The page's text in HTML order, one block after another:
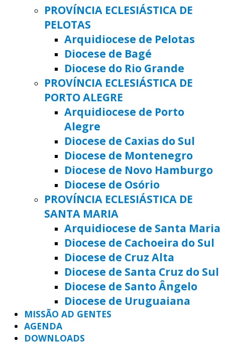
PROVÍNCIA ECLESIÁSTICA DE
PELOTAS
Arquidiocese de Pelotas
Diocese de Bagé
Diocese do Rio Grande
PROVÍNCIA ECLESIÁSTICA DE
PORTO ALEGRE
Arquidiocese de Porto
Alegre
Diocese de Caxias do Sul
Diocese de Montenegro
Diocese de Novo Hamburgo
Diocese de Osório
PROVÍNCIA ECLESIÁSTICA DE
SANTA MARIA
Arquidiocese de Santa Maria
Diocese de Cachoeira do Sul
Diocese de Cruz Alta
Diocese de Santa Cruz do Sul
Diocese de Santo Ângelo
Diocese de Uruguaiana
MISSÃO AD GENTES
AGENDA
DOWNLOADS